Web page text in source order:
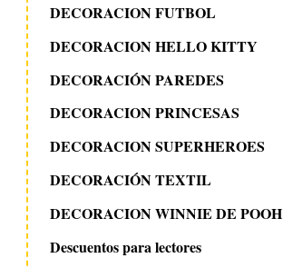
DECORACION FUTBOL
DECORACION HELLO KITTY
DECORACIÓN PAREDES
DECORACION PRINCESAS
DECORACION SUPERHEROES
DECORACIÓN TEXTIL
DECORACION WINNIE DE POOH
Descuentos para lectores